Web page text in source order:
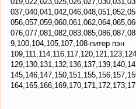
,140,141,142,143,145,146,
150
9.
Ищу: 3,32,44,51,73,78,125,131
--- Добавлено,5 Ноябрь 2013---
9,100,104,105,107,108-питер пэн